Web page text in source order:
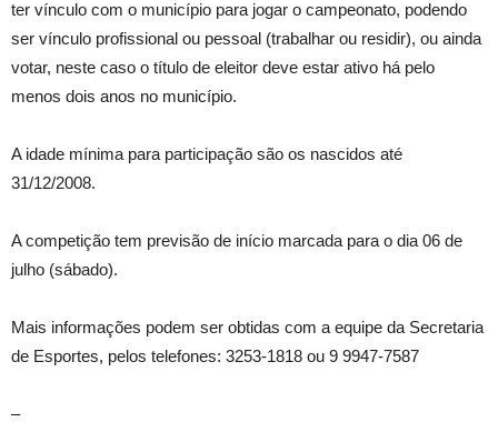
ter vínculo com o município para jogar o campeonato, podendo
ser vínculo profissional ou pessoal (trabalhar ou residir), ou ainda
votar, neste caso o título de eleitor deve estar ativo há pelo
menos dois anos no município.
A idade mínima para participação são os nascidos até
31/12/2008.
A competição tem previsão de início marcada para o dia 06 de
julho (sábado).
Mais informações podem ser obtidas com a equipe da Secretaria
de Esportes, pelos telefones: 3253-1818 ou 9 9947-7587
–